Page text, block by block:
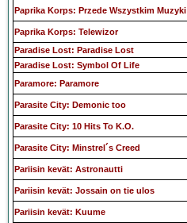
Paprika Korps: Przede Wszystkim Muzyki
Paprika Korps: Telewizor
Paradise Lost: Paradise Lost
Paradise Lost: Symbol Of Life
Paramore: Paramore
Parasite City: Demonic too
Parasite City: 10 Hits To K.O.
Parasite City: Minstrel´s Creed
Pariisin kevät: Astronautti
Pariisin kevät: Jossain on tie ulos
Pariisin kevät: Kuume